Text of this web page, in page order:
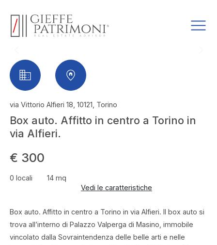
via Vittorio Alfieri 18, 10121, Torino
Box auto. Affitto in centro a Torino in
via Alfieri.
€ 300
0 locali
14 mq
Vedi le caratteristiche
Box auto. Affitto in centro a Torino in via Alfieri. Il box auto si
trova all’interno di Palazzo Valperga di Masino, immobile
vincolato dalla Sovraintendenza delle belle arti e nelle